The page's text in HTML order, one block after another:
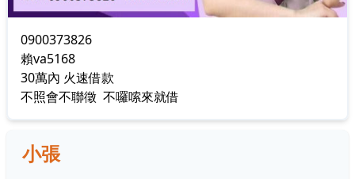
小張
0900373826
賴va5168
30萬內 火速借款
不照會不聯徵 不囉嗦來就借